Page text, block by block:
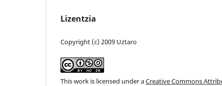
Lizentzia
Copyright (c) 2009 Uztaro
This work is licensed under aCreative Commons